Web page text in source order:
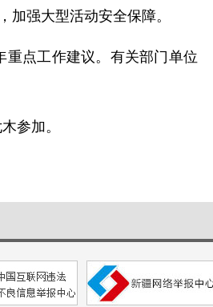
强大型活动安全保障。
重点工作建议。有关部门单位
参加。